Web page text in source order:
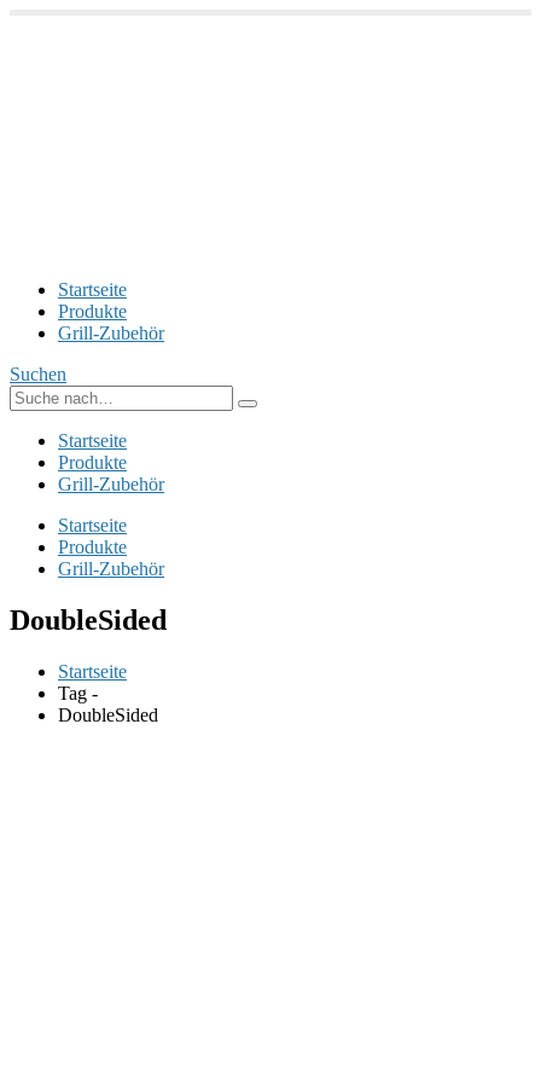
Startseite
Produkte
Grill-Zubehör
Suchen
Startseite
Produkte
Grill-Zubehör
Startseite
Produkte
Grill-Zubehör
DoubleSided
Startseite
Tag -
DoubleSided